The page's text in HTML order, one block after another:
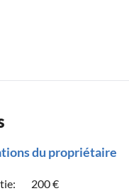
du propriétaire
200 €